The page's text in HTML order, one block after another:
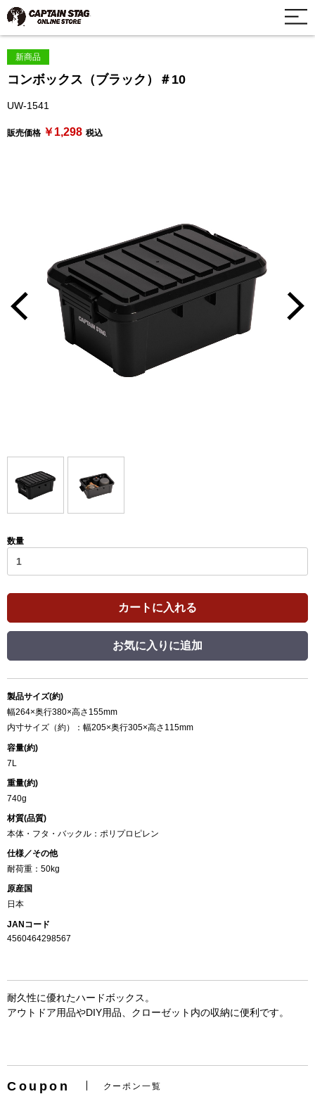
新商品
コンボックス（ブラック）＃10
UW-1541
販売価格 ￥1,298 税込
数量
カートに入れる
お気に入りに追加
製品サイズ(約)
幅264×奥行380×高さ155mm
内寸サイズ（約）：幅205×奥行305×高さ115mm
容量(約)
7L
重量(約)
740g
材質(品質)
本体・フタ・バックル：ポリプロピレン
仕様／その他
耐荷重：50kg
原産国
日本
JANコード
4560464298567
耐久性に優れたハードボックス。
アウトドア用品やDIY用品、クローゼット内の収納に便利です。
Coupon クーポン一覧